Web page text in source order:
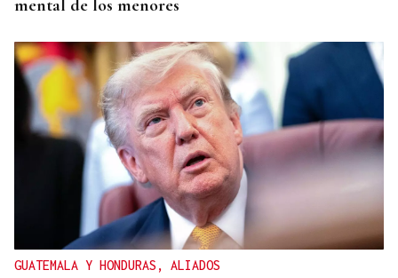
mental de los menores
GUATEMALA Y HONDURAS, ALIADOS